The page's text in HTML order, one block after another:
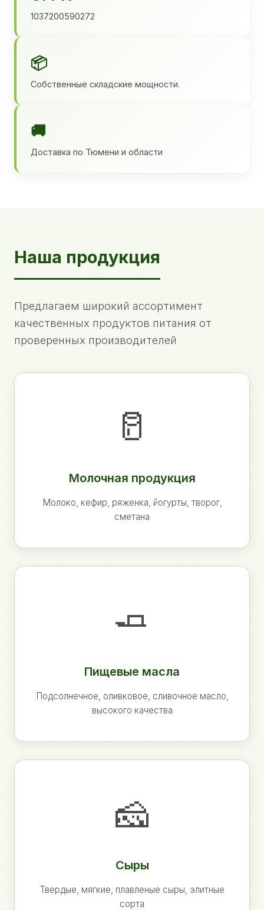
1037200590272
📦
Собственные складские мощности.
🚚
Доставка по Тюмени и области
Наша продукция
Предлагаем широкий ассортимент
качественных продуктов питания от
проверенных производителей
🥛
Молочная продукция
Молоко, кефир, ряженка, йогурты, творог,
сметана
🧈
Пищевые масла
Подсолнечное, оливковое, сливочное масло,
высокого качества
🧀
Сыры
Твердые, мягкие, плавленые сыры, элитные
сорта